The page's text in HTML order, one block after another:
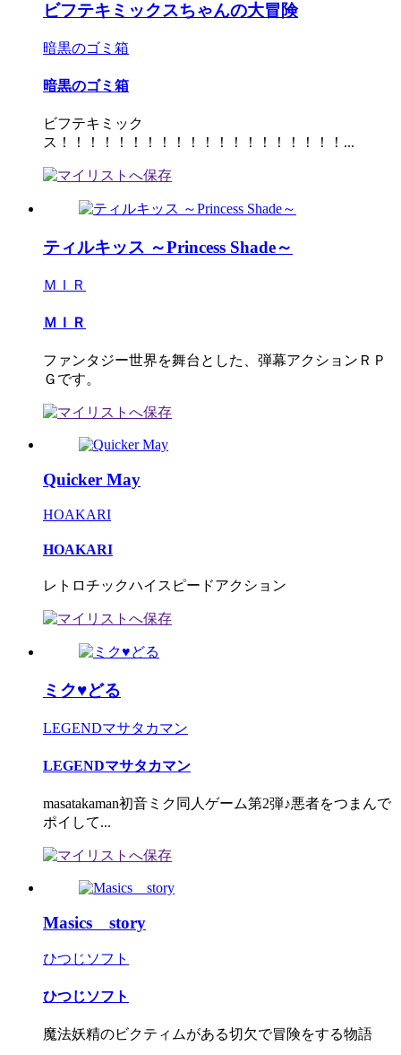
ビフテキミックスちゃんの大冒険
暗黒のゴミ箱
暗黒のゴミ箱
ビフテキミック
ス！！！！！！！！！！！！！！！！！！！！...
ティルキッス ～Princess Shade～
ＭＩＲ
ＭＩＲ
ファンタジー世界を舞台とした、弾幕アクションＲＰ
Ｇです。
Quicker May
HOAKARI
HOAKARI
レトロチックハイスピードアクション
ミク♥どる
LEGENDマサタカマン
LEGENDマサタカマン
masatakaman初音ミク同人ゲーム第2弾♪悪者をつまんで
ポイして...
Masics story
ひつじソフト
ひつじソフト
魔法妖精のビクティムがある切欠で冒険をする物語